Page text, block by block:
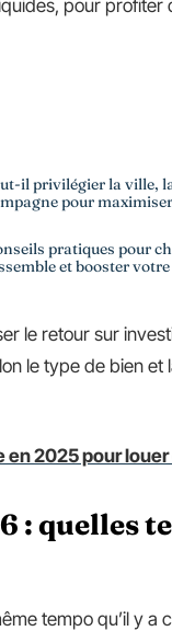
pour profiter
il privilégier la ville,
pour
pratiques pour
et booster
le retour sur
le type de bien et
2025 pour louer
: quelles
tempo qu’il y a